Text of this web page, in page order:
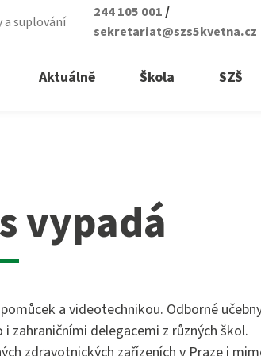
Aktuálně Škola SZŠ
a suplování
244 105 001/
sekretariat@szs5kvetna.cz
vypadá
a videotechnikou. Odborné
zahraničními delegacemi z různých škol.